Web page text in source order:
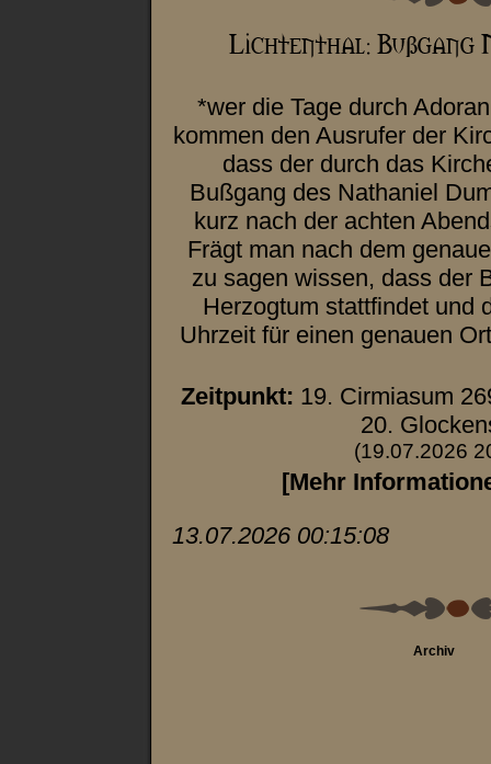
*wer die Tage durch
kommen den Ausrufer der
dass der durch das
Bußgang des Nathaniel
kurz nach der achten
Frägt man nach dem
zu sagen wissen, dass der
Herzogtum stattfindet und
Uhrzeit für einen genauen
Zeitpunkt: 19. Cirmiasum
20.
(19.07.2026
[Mehr
13.07.2026 00:15:08
Archiv